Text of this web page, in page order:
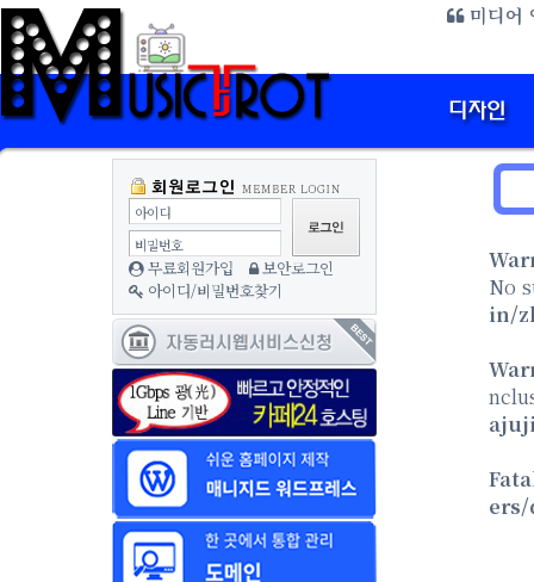
미디어
아이디
비밀번호
무료회원가입
보안로그인
아이디/비밀번호찾기
No
in/